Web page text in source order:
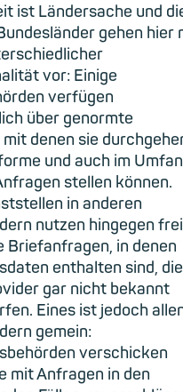
ist Ländersache und
gehen hier
vor: Einige
verfügen
über genormte
mit denen sie
und auch im
stellen können.
in anderen
nutzen hingegen frei
Briefanfragen, in denen
enthalten sind, die
gar nicht bekannt
Eines ist jedoch
gemein:
verschicken
mit Anfragen in den